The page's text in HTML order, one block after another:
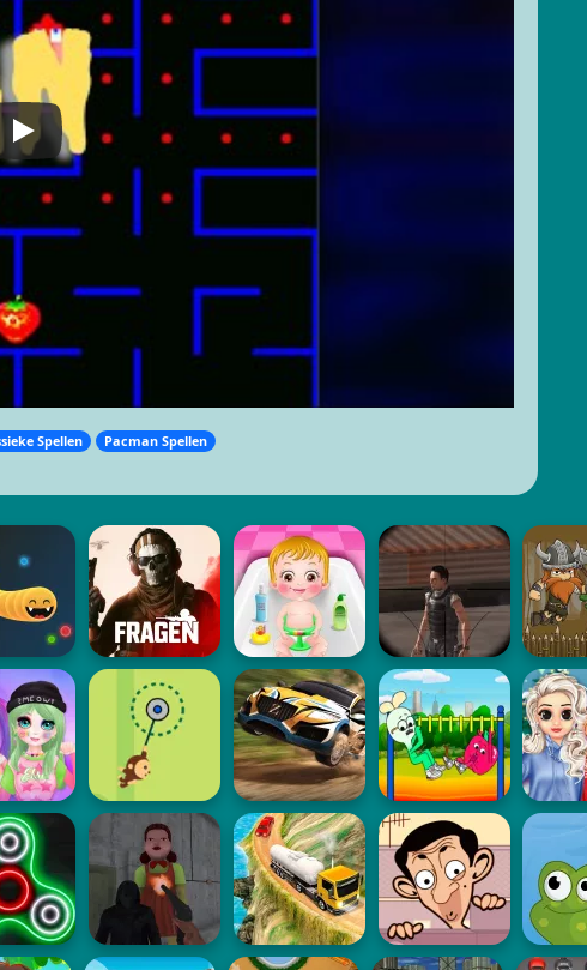
Spellen Pacman Spellen